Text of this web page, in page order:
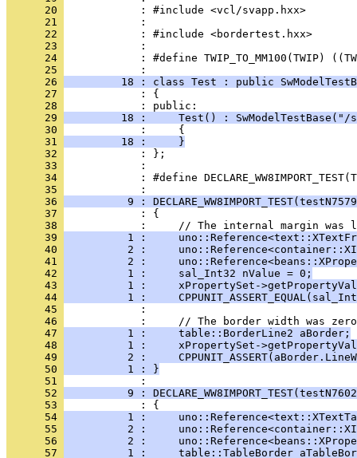
      20
      21
      22
      23
      24
: #define TWIP_TO_MM100(TWIP)
      25
      26
18 : class Test : public
      27
            : {
      28
      29
18 :     Test() :
      30
      31
         18 :     }
      32
      33
      34
: #define
      35
      36
9 :
      37
      38
      39
1 :
      40
2 :
      41
2 :
      42
          1 :     sal_Int32 nValue = 0;
      43
1 :     xPropertySet-
      44
1 :
      45
      46
      47
          1 :     table::BorderLine2 aBorder;
      48
1 :     xPropertySet-
      49
2 :
      50
          1 : }
      51
      52
9 :
      53
      54
1 :
      55
2 :
      56
2 :
      57
1 :     table::TableBorder